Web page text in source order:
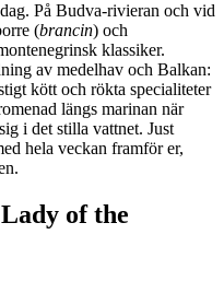
På Budva-rivieran och vid
(brancin) och
klassiker.
av medelhav och Balkan:
kött och rökta specialiteter
längs marinan när
i det stilla vattnet. Just
hela veckan framför er,
of the